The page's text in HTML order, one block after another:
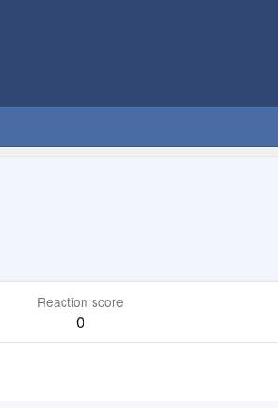
Reaction score
0